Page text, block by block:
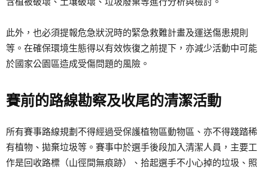
此外，也必須提報危急狀況時的緊急救難計畫及運送傷患規則
等。在確保環境生態得以有效恢復之前提下，亦減少活動中可能
於國家公園區造成受傷問題的風險。
賽前的路線勘察及收尾的清潔活動
所有賽事路線規劃不得經過受保護植物區動物區、亦不得踐踏稀
有植物、拋棄垃圾等。賽事中於選手後段加入清潔人員，主要工
作是回收路標（山徑間無痕跡）、拾起選手不小心掉的垃圾、照